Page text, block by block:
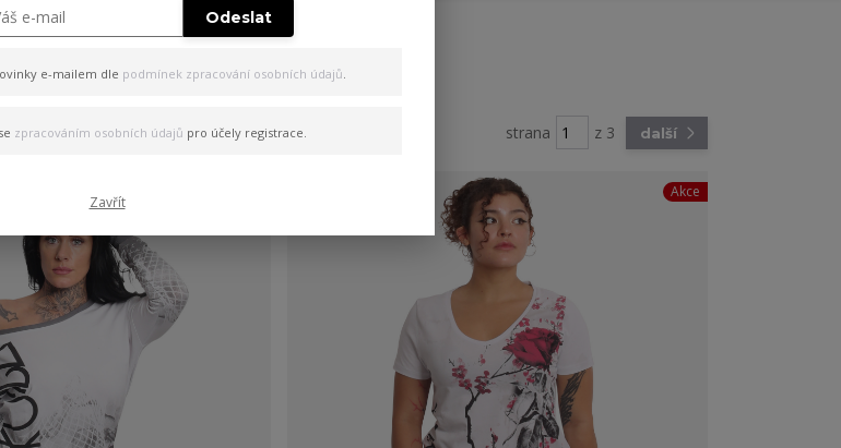
strana z 3 další
Akce
Odeslat
e-mailem dle podmínek zpracování osobních údajů.
zpracováním osobních údajů pro účely registrace.
Zavřít